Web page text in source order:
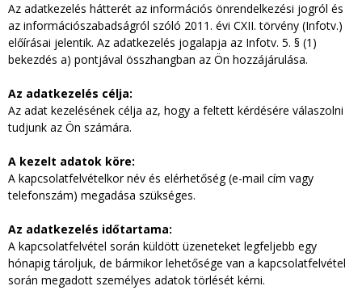
Az adatkezelés hátterét az információs önrendelkezési jogról és
az információszabadságról szóló 2011. évi CXII. törvény (Infotv.)
előírásai jelentik. Az adatkezelés jogalapja az Infotv. 5. § (1)
bekezdés a) pontjával összhangban az Ön hozzájárulása.
Az adatkezelés célja:
Az adat kezelésének célja az, hogy a feltett kérdésére válaszolni
tudjunk az Ön számára.
A kezelt adatok köre:
A kapcsolatfelvételkor név és elérhetőség (e-mail cím vagy
telefonszám) megadása szükséges.
Az adatkezelés időtartama:
A kapcsolatfelvétel során küldött üzeneteket legfeljebb egy
hónapig tároljuk, de bármikor lehetősége van a kapcsolatfelvétel
során megadott személyes adatok törlését kérni.